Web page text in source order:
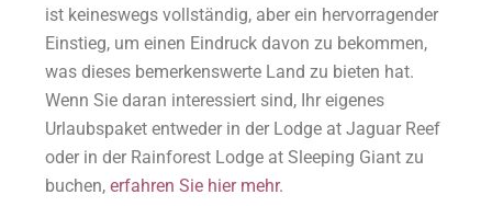
ist keineswegs vollständig, aber ein hervorragender
Einstieg, um einen Eindruck davon zu bekommen,
was dieses bemerkenswerte Land zu bieten hat.
Wenn Sie daran interessiert sind, Ihr eigenes
Urlaubspaket entweder in der Lodge at Jaguar Reef
oder in der Rainforest Lodge at Sleeping Giant zu
buchen,erfahren Sie hier mehr.